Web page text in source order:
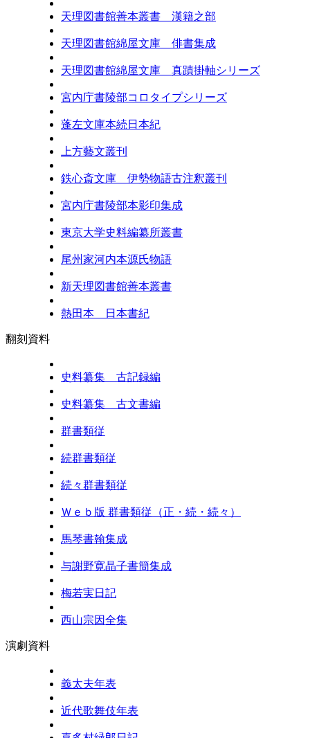
天理図書館善本叢書 漢籍之部
天理図書館綿屋文庫 俳書集成
天理図書館綿屋文庫 真蹟掛軸シリーズ
宮内庁書陵部コロタイプシリーズ
蓬左文庫本続日本紀
上方藝文叢刊
鉄心斎文庫 伊勢物語古注釈叢刊
宮内庁書陵部本影印集成
東京大学史料編纂所叢書
尾州家河内本源氏物語
新天理図書館善本叢書
熱田本 日本書紀
翻刻資料
史料纂集 古記録編
史料纂集 古文書編
群書類従
続群書類従
続々群書類従
Ｗｅｂ版 群書類従（正・続・続々）
馬琴書翰集成
与謝野寛晶子書簡集成
梅若実日記
西山宗因全集
演劇資料
義太夫年表
近代歌舞伎年表